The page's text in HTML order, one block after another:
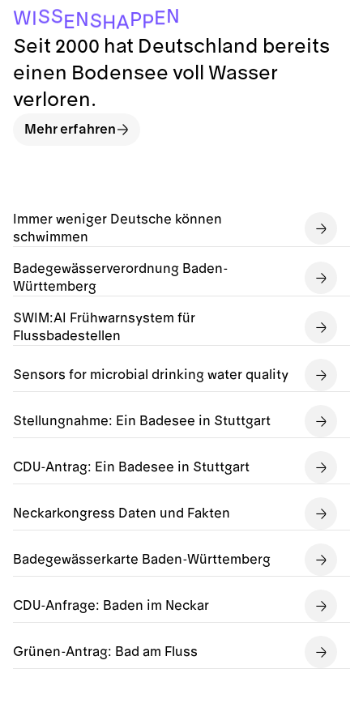
Immer weniger Deutsche können
schwimmen
Badegewässerverordnung Baden-
Württemberg
SWIM:AI Frühwarnsystem für
Flussbadestellen
Sensors for microbial drinking water quality
Stellungnahme: Ein Badesee in Stuttgart
CDU-Antrag: Ein Badesee in Stuttgart
Neckarkongress Daten und Fakten
Badegewässerkarte Baden-Württemberg
CDU-Anfrage: Baden im Neckar
Grünen-Antrag: Bad am Fluss
WISS
E N SHA PPEN
Seit 2000 hat Deutschland bereits
einen Bodensee voll Wasser
verloren.
Mehr erfahren